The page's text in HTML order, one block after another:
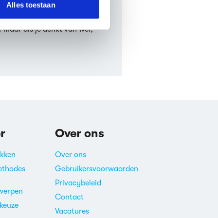
Alles toestaan
verfilmd?
als je denkt van wel,
Over ons
Over ons
Gebruikersvoorwaarden
Privacybeleid
Contact
Vacatures